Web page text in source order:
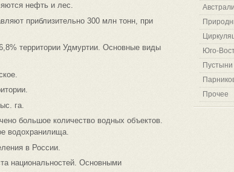
нефть и лес.
приблизительно 300 млн тонн, при
территории Удмуртии. Основные виды
га.
большое количество водных объектов.
водохранилища.
в России.
национальностей. Основными
Юго-
Прочее